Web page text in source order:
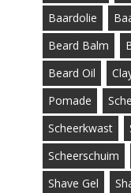
Baardolie
Beard Balm
Beard Oil
Pomade
Scheerkwast
Scheerschuim
Shave Gel